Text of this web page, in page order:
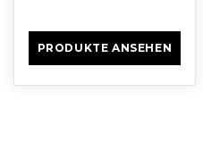
PRODUKTE ANSEHEN